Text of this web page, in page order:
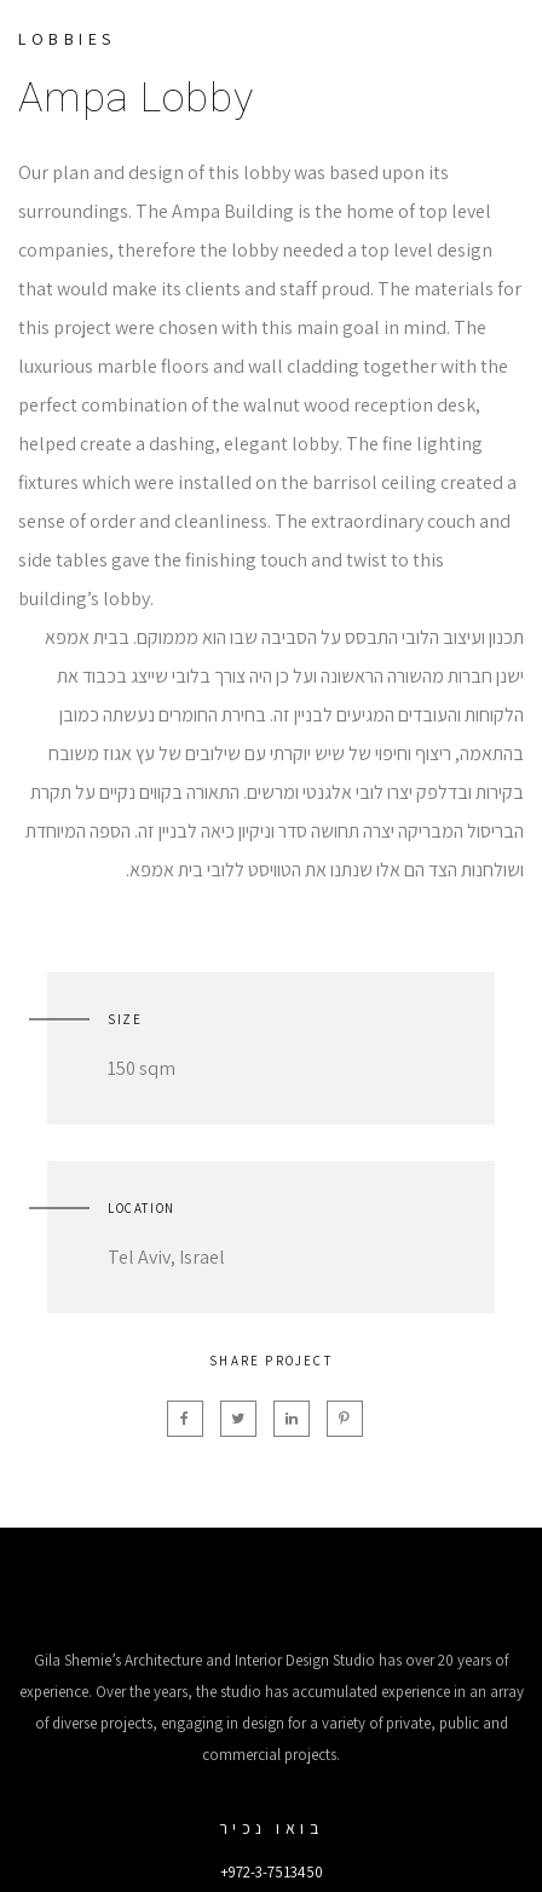
LOBBIES
Ampa Lobby
Our plan and design of this lobby was based upon its
surroundings. The Ampa Building is the home of top level
companies, therefore the lobby needed a top level design
that would make its clients and staff proud. The materials for
this project were chosen with this main goal in mind. The
luxurious marble floors and wall cladding together with the
perfect combination of the walnut wood reception desk,
helped create a dashing, elegant lobby. The fine lighting
fixtures which were installed on the barrisol ceiling created a
sense of order and cleanliness. The extraordinary couch and
side tables gave the finishing touch and twist to this
building’s lobby.
תכנון ועיצוב הלובי התבסס על הסביבה שבו הוא מממוקם. בבית אמפא
ישנן חברות מהשורה הראשונה ועל כן היה צורך בלובי שייצג בכבוד את
הלקוחות והעובדים המגיעים לבניין זה. בחירת החומרים נעשתה כמובן
בהתאמה, ריצוף וחיפוי של שיש יוקרתי עם שילובים של עץ אגוז משובח
בקירות ובדלפק יצרו לובי אלגנטי ומרשים. התאורה בקווים נקיים על תקרת
הבריסול המבריקה יצרה תחושה סדר וניקיון כיאה לבניין זה. הספה המיוחדת
ושולחנות הצד הם אלו שנתנו את הטוויסט ללובי בית אמפא.
SIZE
150 sqm
LOCATION
Tel Aviv, Israel
SHARE PROJECT
Gila Shemie’s Architecture and Interior Design Studio has over 20 years of
experience. Over the years, the studio has accumulated experience in an array
of diverse projects, engaging in design for a variety of private, public and
commercial projects.
בואו נכיר
+972-3-7513450